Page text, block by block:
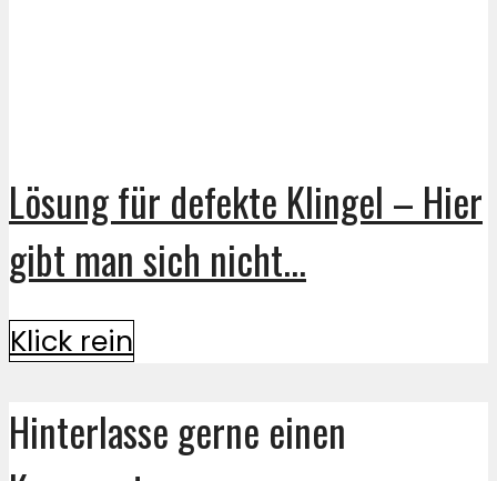
Lösung für defekte Klingel – Hier
gibt man sich nicht...
Klick rein
Hinterlasse gerne einen